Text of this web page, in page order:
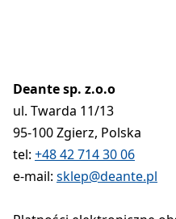
Deante sp. z.o.o
ul. Twarda 11/13
95-100 Zgierz, Polska
tel: +48 42 714 30 06
e-mail: sklep@deante.pl